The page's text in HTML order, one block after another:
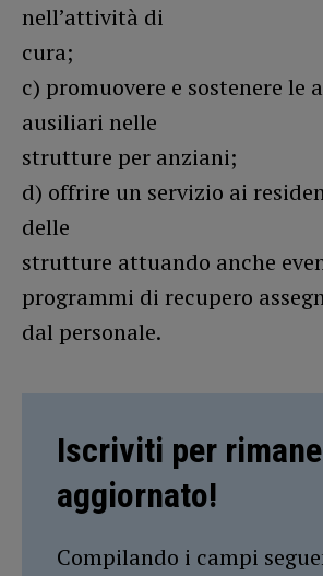
nell’attività di
cura;
c) promuovere e sostenere le
ausiliari nelle
strutture per anziani;
d) offrire un servizio ai
delle
strutture attuando anche
programmi di recupero
dal personale.
Iscriviti per
aggiornato!
Compilando i campi